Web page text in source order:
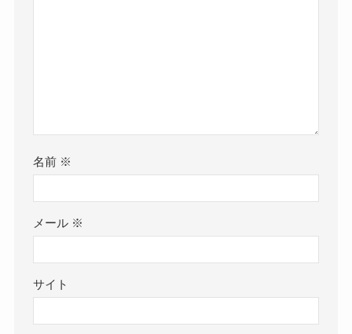
名前 ※
メール ※
サイト